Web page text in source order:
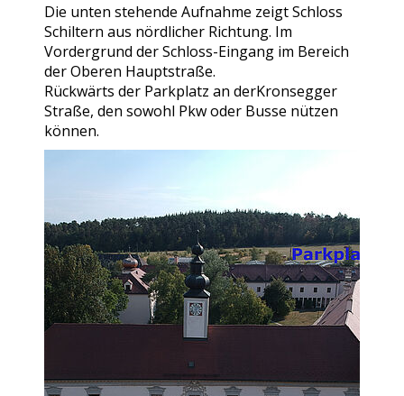
Die unten stehende Aufnahme zeigt Schloss
Schiltern aus nördlicher Richtung. Im
Vordergrund der Schloss-Eingang im Bereich
der Oberen Hauptstraße.
Rückwärts der Parkplatz an derKronsegger
Straße, den sowohl Pkw oder Busse nützen
können.